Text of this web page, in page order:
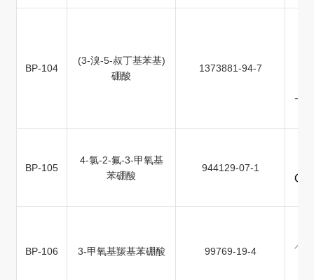
BP-104
(3-溴-5-叔丁基苯基)
硼酸
1373881-94-7
BP-105
4-氯-2-氟-3-甲氧基
苯硼酸
944129-07-1
BP-106 3-甲氧基羰基苯硼酸 99769-19-4